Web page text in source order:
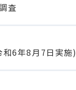
査
和6年8月7日実施)